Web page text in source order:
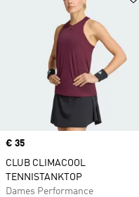
Price
€ 35
CLUB CLIMACOOL
TENNISTANKTOP
Dames Performance